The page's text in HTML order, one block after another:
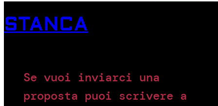
STANCA
Se vuoi inviarci una
proposta puoi scrivere a